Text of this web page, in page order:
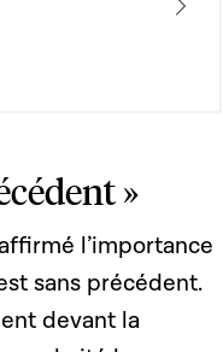
»
l’importance
sans précédent.
devant la